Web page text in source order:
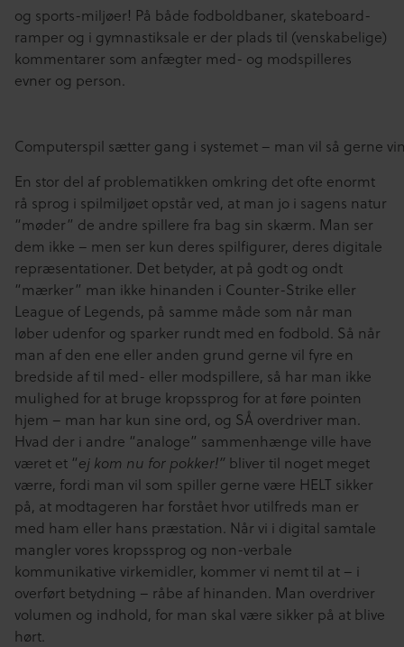
og sports-miljøer! På både fodboldbaner, skateboard-
ramper og i gymnastiksale er der plads til (venskabelige)
kommentarer som anfægter med- og modspilleres
evner og person.
Computerspil sætter gang i systemet – man vil så gerne
En stor del af problematikken omkring det ofte enormt
rå sprog i spilmiljøet opstår ved, at man jo i sagens natur
“møder” de andre spillere fra bag sin skærm. Man ser
dem ikke – men ser kun deres spilfigurer, deres digitale
repræsentationer. Det betyder, at på godt og ondt
“mærker” man ikke hinanden i Counter-Strike eller
League of Legends, på samme måde som når man
løber udenfor og sparker rundt med en fodbold. Så når
man af den ene eller anden grund gerne vil fyre en
bredside af til med- eller modspillere, så har man ikke
mulighed for at bruge kropssprog for at føre pointen
hjem – man har kun sine ord, og SÅ overdriver man.
Hvad der i andre “analoge” sammenhænge ville have
været et “ej kom nu for pokker!” bliver til noget meget
værre, fordi man vil som spiller gerne være HELT sikker
på, at modtageren har forstået hvor utilfreds man er
med ham eller hans præstation. Når vi i digital samtale
mangler vores kropssprog og non-verbale
kommunikative virkemidler, kommer vi nemt til at – i
overført betydning – råbe af hinanden. Man overdriver
volumen og indhold, for man skal være sikker på at blive
hørt.